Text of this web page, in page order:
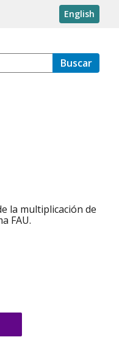
English
Buscar
la multiplicación de
FAU.